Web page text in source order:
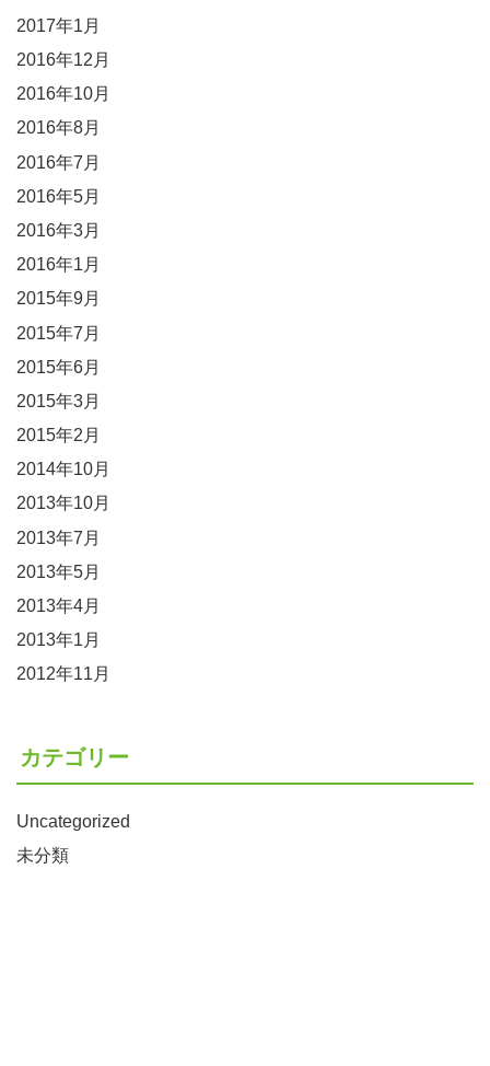
2017年1月
2016年12月
2016年10月
2016年8月
2016年7月
2016年5月
2016年3月
2016年1月
2015年9月
2015年7月
2015年6月
2015年3月
2015年2月
2014年10月
2013年10月
2013年7月
2013年5月
2013年4月
2013年1月
2012年11月
カテゴリー
Uncategorized
未分類